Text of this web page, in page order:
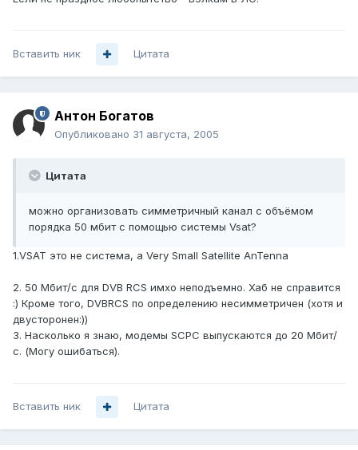
Вставить ник Цитата
Антон Богатов
Опубликовано 31 августа, 2005
Цитата
можно организовать симметричный канал с объёмом
порядка 50 мбит с помощью системы Vsat?
1.VSAT это не система, а Very Small Satellite AnTenna
2. 50 Мбит/с для DVB RCS имхо неподъемно. Хаб не справится
:) Кроме того, DVBRCS по определению несимметричен (хотя и
двусторонен:))
3. Насколько я знаю, модемы SCPC выпускаются до 20 Мбит/
с. (Могу ошибаться).
Вставить ник Цитата